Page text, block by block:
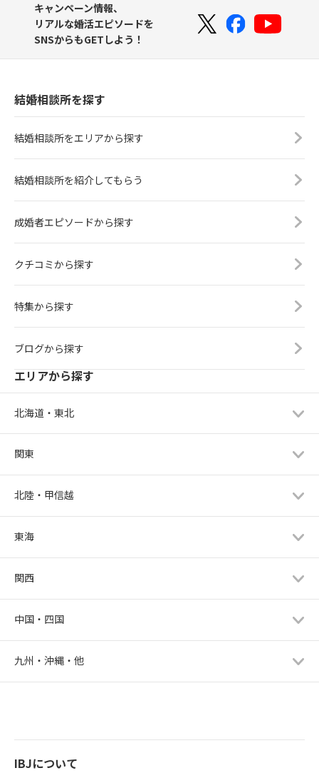
キャンペーン情報、
リアルな婚活エピソードを
SNSからもGETしよう！
結婚相談所を探す
結婚相談所をエリアから探す
結婚相談所を紹介してもらう
成婚者エピソードから探す
クチコミから探す
特集から探す
ブログから探す
エリアから探す
北海道・東北
関東
北陸・甲信越
東海
関西
中国・四国
九州・沖縄・他
IBJについて